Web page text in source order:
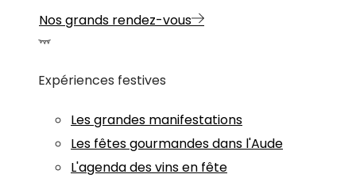
Nos grands rendez-vous
Expériences festives
Les grandes manifestations
Les fêtes gourmandes dans l'Aude
L'agenda des vins en fête